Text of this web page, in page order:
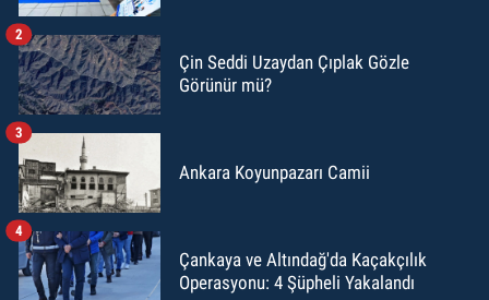
Çin Seddi Uzaydan Çıplak Gözle
Görünür mü?
2
Ankara Koyunpazarı Camii
3
Çankaya ve Altındağ'da Kaçakçılık
Operasyonu: 4 Şüpheli Yakalandı
4